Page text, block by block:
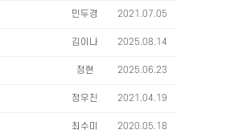
민두경 2021.07.05
김이나 2025.08.14
정현 2025.06.23
정우진 2021.04.19
최수미 2020.05.18